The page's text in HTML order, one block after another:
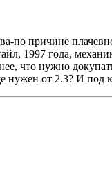
по причине
1997 года,
что нужно
от 2.3? И под